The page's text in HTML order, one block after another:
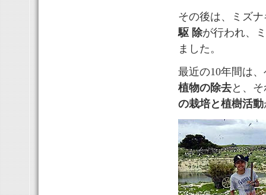
その後は、ミズ
駆 除が行われ、
ました。
最近の10年間は
植物の除去と、
の栽培と植樹活動